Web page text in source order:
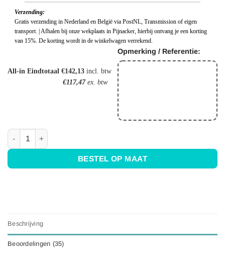
Verzending:
Gratis verzending in Nederland en België via PostNL, Transmission of eigen
transport. | Afhalen bij onze wekplaats in Pijnacker, hierbij ontvang je een korting
van 15%. De korting wordt in de winkelwagen verrekend.
All-in Eindtotaal €142,13 incl. btw
€117,47ex. btw
Opmerking / Referentie:
Schacht uitschuifbaar voor afzuigkap - Op maat aantal
BESTEL OP MAAT
Beschrijving
Beoordelingen (35)